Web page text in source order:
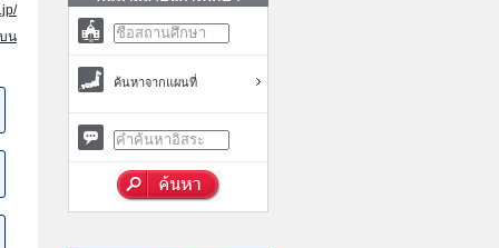
น
ค้นหาจากแผนที่